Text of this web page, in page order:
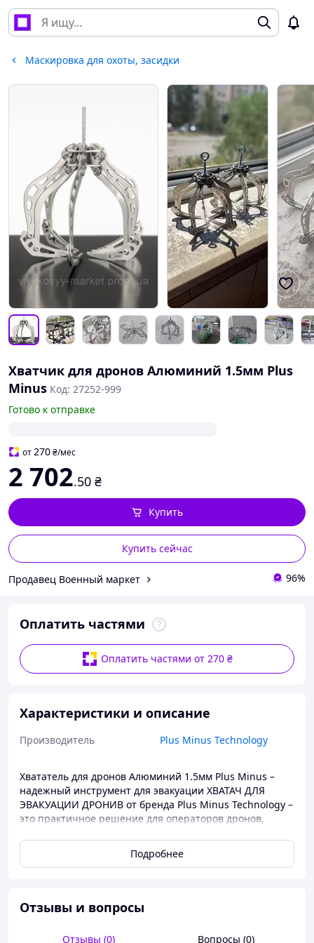
Маскировка для охоты, засидки
Хватчик для дронов Алюминий 1.5мм Plus
Minus Код: 27252-999
Готово к отправке
от270₴/мес
2 702.50 ₴
Купить сейчас
Купить
Продавец Военный маркет 96%
Оплатить частями
Оплатить частями от 270 ₴
Характеристики и описание
Производитель Plus Minus Technology
Хвататель для дронов Алюминий 1.5мм Plus Minus –
надежный инструмент для эвакуации ХВАТАЧ ДЛЯ
ЭВАКУАЦИИ ДРОНИВ от бренда Plus Minus Technology –
это практичное решение для операторов дронов,
реагирования в критических ситуациях. Если вы
сталкивались с случаем, когда дрон теряет сигнал или
безопасное место. Оригинальное изделие обозначено
как: Хватач для дронов Алюминий 1.5мм Plus Minus.
Подробнее
Отзывы и вопросы
Отзывы (0) Вопросы (0)